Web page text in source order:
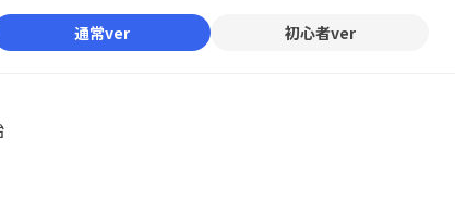
通常ver 初心者ver